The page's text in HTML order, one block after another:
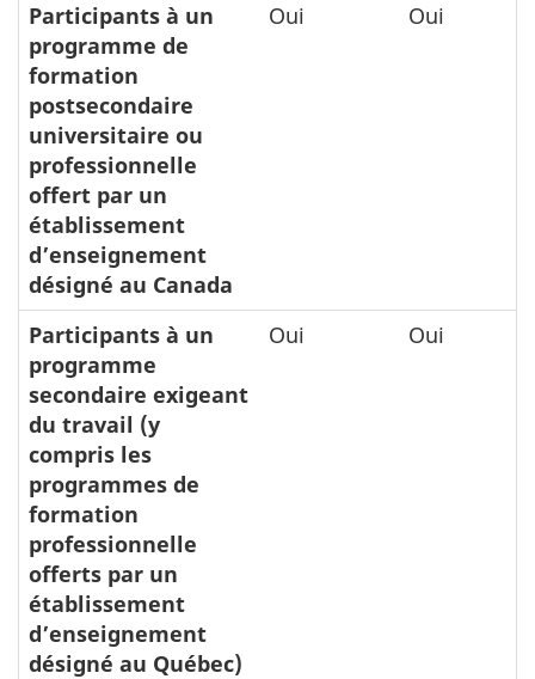
Participants à un
programme de
formation
postsecondaire
universitaire ou
professionnelle
offert par un
établissement
d’enseignement
désigné au Canada
Oui Oui
Participants à un
programme
secondaire exigeant
du travail (y
compris les
programmes de
formation
professionnelle
offerts par un
établissement
d’enseignement
désigné au Québec)
Oui Oui